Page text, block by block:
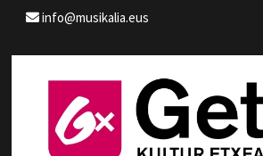
info@musikalia.eus